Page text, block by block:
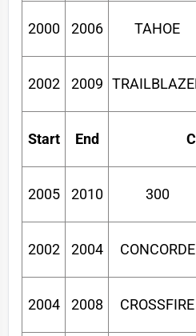
2000 2006 TAHOE
2002 2009
Start End
2005 2010 300
2002 2004 CONCORDE
2004 2008 CROSSFIRE